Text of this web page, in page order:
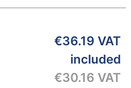
€36.19 VAT
included
€30.16 VAT